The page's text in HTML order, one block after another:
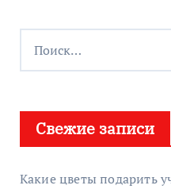
Свежие записи
Какие цветы подарить